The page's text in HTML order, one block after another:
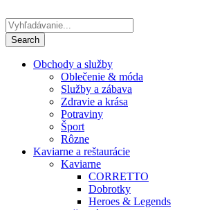
Obchody a služby
Oblečenie & móda
Služby a zábava
Zdravie a krása
Potraviny
Šport
Rôzne
Kaviarne a reštaurácie
Kaviarne
CORRETTO
Dobrotky
Heroes & Legends